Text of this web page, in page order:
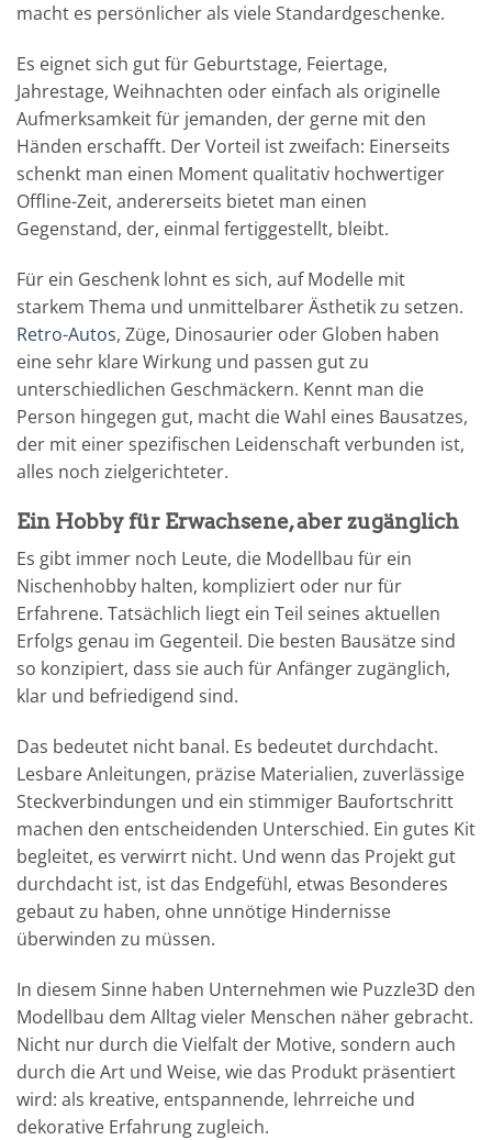
macht es persönlicher als viele Standardgeschenke.
Es eignet sich gut für Geburtstage, Feiertage,
Jahrestage, Weihnachten oder einfach als originelle
Aufmerksamkeit für jemanden, der gerne mit den
Händen erschafft. Der Vorteil ist zweifach: Einerseits
schenkt man einen Moment qualitativ hochwertiger
Offline-Zeit, andererseits bietet man einen
Gegenstand, der, einmal fertiggestellt, bleibt.
Für ein Geschenk lohnt es sich, auf Modelle mit
starkem Thema und unmittelbarer Ästhetik zu setzen.
Retro-Autos, Züge, Dinosaurier oder Globen haben
eine sehr klare Wirkung und passen gut zu
unterschiedlichen Geschmäckern. Kennt man die
Person hingegen gut, macht die Wahl eines Bausatzes,
der mit einer spezifischen Leidenschaft verbunden ist,
alles noch zielgerichteter.
Ein Hobby für Erwachsene, aber zugänglich
Es gibt immer noch Leute, die Modellbau für ein
Nischenhobby halten, kompliziert oder nur für
Erfahrene. Tatsächlich liegt ein Teil seines aktuellen
Erfolgs genau im Gegenteil. Die besten Bausätze sind
so konzipiert, dass sie auch für Anfänger zugänglich,
klar und befriedigend sind.
Das bedeutet nicht banal. Es bedeutet durchdacht.
Lesbare Anleitungen, präzise Materialien, zuverlässige
Steckverbindungen und ein stimmiger Baufortschritt
machen den entscheidenden Unterschied. Ein gutes Kit
begleitet, es verwirrt nicht. Und wenn das Projekt gut
durchdacht ist, ist das Endgefühl, etwas Besonderes
gebaut zu haben, ohne unnötige Hindernisse
überwinden zu müssen.
In diesem Sinne haben Unternehmen wie Puzzle3D den
Modellbau dem Alltag vieler Menschen näher gebracht.
Nicht nur durch die Vielfalt der Motive, sondern auch
durch die Art und Weise, wie das Produkt präsentiert
wird: als kreative, entspannende, lehrreiche und
dekorative Erfahrung zugleich.